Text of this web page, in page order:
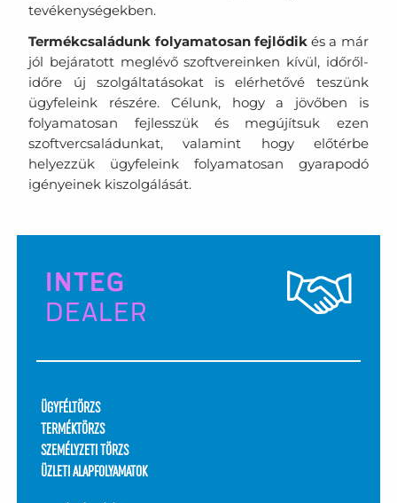
tevékenységekben.
Termékcsaládunk folyamatosan fejlődikés a már
jól bejáratott meglévő szoftvereinken kívül, időről-
időre új szolgáltatásokat is elérhetővé teszünk
ügyfeleink részére. Célunk, hogy a jövőben is
folyamatosan fejlesszük és megújítsuk ezen
szoftvercsaládunkat, valamint hogy előtérbe
helyezzük ügyfeleink folyamatosan gyarapodó
igényeinek kiszolgálását.
INTEG
DEALER
ÜGYFÉLTÖRZS
TERMÉKTÖRZS
SZEMÉLYZETI TÖRZS
ÜZLETI ALAPFOLYAMATOK